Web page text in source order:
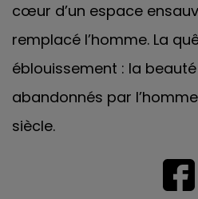
cœur d’un espace
remplacé l’homme. La
éblouissement : la
abandonnés par
siècle.